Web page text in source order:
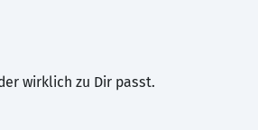
wirklich zu Dir passt.